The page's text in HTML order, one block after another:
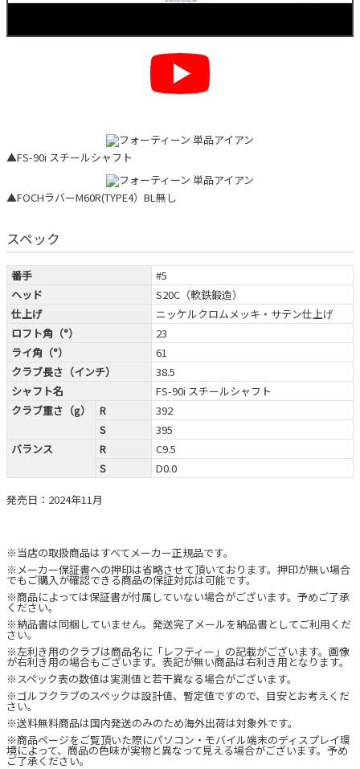
▲FS-90i スチールシャフト
▲FOCHラバーM60R(TYPE4）BL無し
スペック
番手
#5
ヘッド
S20C（軟鉄鍛造）
仕上げ
ニッケルクロムメッキ・サテン仕上げ
ロフト角（°）
23
ライ角（°）
61
クラブ長さ（インチ）
38.5
シャフト名
FS-90i スチールシャフト
クラブ重さ（g）
R
392
S
395
バランス
R
C9.5
S
D0.0
発売日：2024年11月
※当店の取扱商品はすべてメーカー正規品です。
※メーカー保証書への押印は省略させて頂いております。押印が無い場合
でもご購入が確認できる商品の保証対応は可能です。
※商品によっては保証書が付属していない場合がございます。予めご了承
ください。
※納品書は同梱していません。発送完了メールを納品書としてご利用くだ
さい。
※左利き用のクラブは商品名に「レフティー」の記載がございます。画像
が右利き用の場合もございます。表記が無い商品は右利き用となります。
※スペック表の数値は実測値と若干異なる場合がございます。
※ゴルフクラブのスペックは設計値、暫定値ですので、目安とお考えくだ
さい。
※送料無料商品は国内発送のみのため海外出荷は対象外です。
※商品ページをご覧頂いた際にパソコン・モバイル端末のディスプレイ環
境によって、商品の色味が実物と異なって見える場合がございます。予め
ご了承ください。